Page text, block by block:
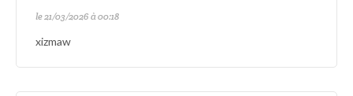
le 21/03/2026 à 00:18
xizmaw